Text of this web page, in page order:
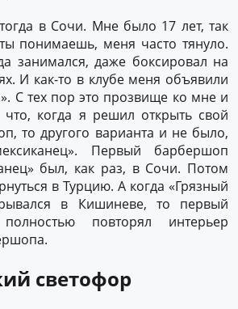
в Сочи. Мне было 17 лет, так
понимаешь, меня часто тянуло.
занимался, даже боксировал на
И как-то в клубе меня объявили
С тех пор это прозвище ко мне и
что, когда я решил открыть свой
то другого варианта и не было,
Первый барбершоп
был, как раз, в Сочи. Потом
в Турцию. А когда «Грязный
в Кишиневе, то первый
повторял интерьер
светофор